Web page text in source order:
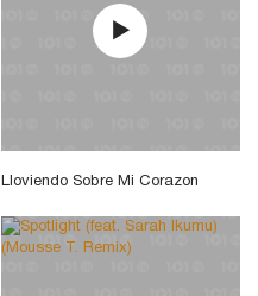
Lloviendo Sobre Mi Corazon